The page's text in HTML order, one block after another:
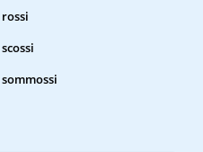
rossi
scossi
sommossi